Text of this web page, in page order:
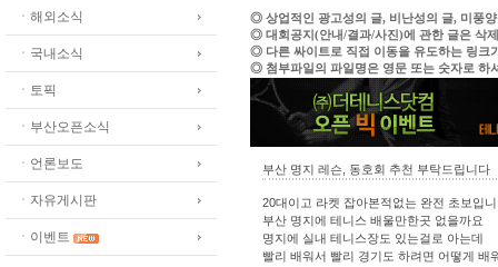
ㆍ해외소식
ㆍ국내소식
ㆍ토픽
ㆍ부산오픈소식
ㆍ언론보도
ㆍ자유게시판
ㆍ이벤트
◎ 상업적인 광고성의 글, 비난성의 글, 미풍
◎ 대회공지(안내/결과/사진)에 관한 글은 삭
◎ 다른 싸이트로 직접 이동을 유도하는 링크
◎ 첨부파일의 파일명은 영문 또는 숫자로 하
부산 명지 레슨, 동호회 추천 부탁드립니다
20대이고 라켓 잡아본적없는 완전 초보입
부산 명지에 테니스 배울만한곳 없을까요
명지에 실내 테니스장도 있는걸로 아는데
빨리 배워서 빨리 경기도 하려면 어떻게 배